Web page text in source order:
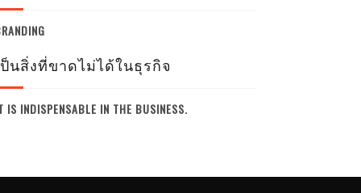
นสิ่งที่ขาดไม่ได้ในธุรกิจ
IS INDISPENSABLE IN THE BUSINESS.